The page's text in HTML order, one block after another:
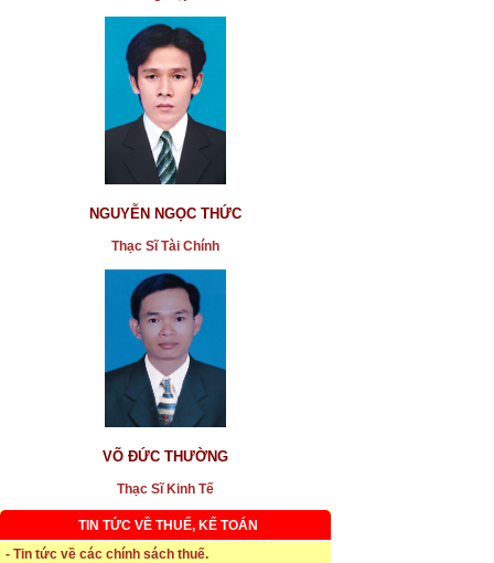
NGUYỄN NGỌC THỨC
Thạc Sĩ Tài Chính
VÕ ĐỨC THƯỜNG
Thạc Sĩ Kinh Tế
TIN TỨC VỀ THUẾ, KẾ TOÁN
- Tin tức về các chính sách thuế.
* Thời hạn đăng ký bảo hiểm thất nghiệp